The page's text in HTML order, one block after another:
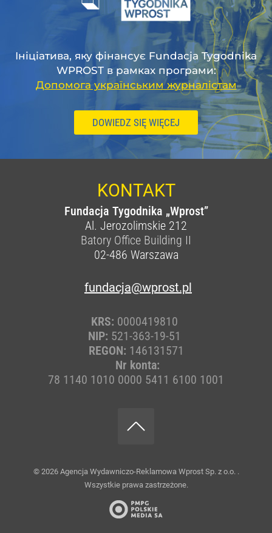
Ініціатива, яку фінансує Fundacja Tygodnika
WPROST в рамках програми:
Допомога українським журналістам
DOWIEDZ SIĘ WIĘCEJ
KONTAKT
Fundacja Tygodnika „Wprost”
Al. Jerozolimskie 212
Batory Office Building II
02-486 Warszawa
fundacja@wprost.pl
KRS: 0000419810
NIP: 521-363-19-51
REGON: 146131571
Nr konta:
78 1140 1010 0000 5411 6100 1001
© 2026 Agencja Wydawniczo-Reklamowa Wprost Sp. z o.o. .
Wszystkie prawa zastrzeżone.